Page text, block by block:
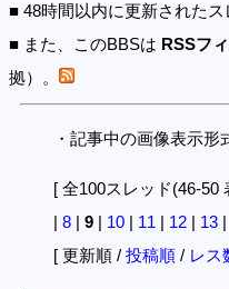
■ 48時間以内に更新されたス
■ また、このBBSは RSSフ
拠）。
・記事中の画像表示形
[ 全100スレッド(46-
| 8 | 9 | 10 | 11 | 12 | 13 |
[ 更新順 / 投稿順 / レス